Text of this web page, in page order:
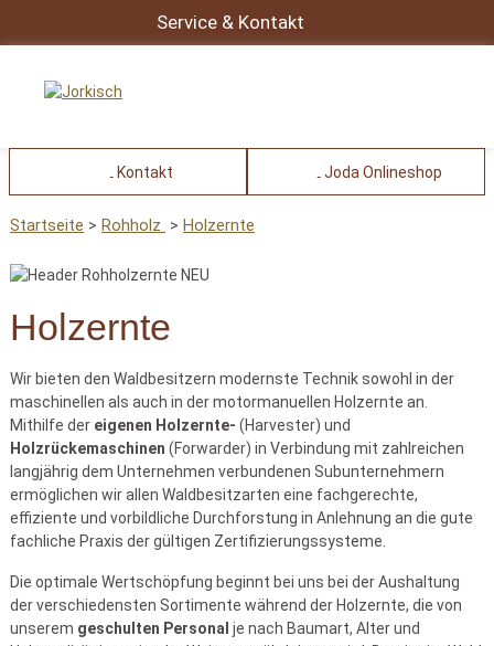
Service & Kontakt
Kontakt Joda Onlineshop
Startseite Rohholz Holzernte
Holzernte
Wir bieten den Waldbesitzern modernste Technik sowohl in der
maschinellen als auch in der motormanuellen Holzernte an.
Mithilfe der eigenen Holzernte- (Harvester) und
Holzrückemaschinen (Forwarder) in Verbindung mit zahlreichen
langjährig dem Unternehmen verbundenen Subunternehmern
ermöglichen wir allen Waldbesitzarten eine fachgerechte,
effiziente und vorbildliche Durchforstung in Anlehnung an die gute
fachliche Praxis der gültigen Zertifizierungssysteme.
Die optimale Wertschöpfung beginnt bei uns bei der Aushaltung
der verschiedensten Sortimente während der Holzernte, die von
unserem geschulten Personal je nach Baumart, Alter und